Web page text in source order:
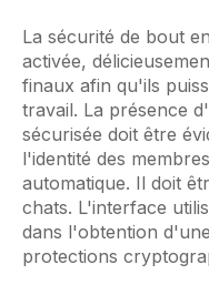
La sécurité de bout
activée,
finaux afin qu'ils
travail. La présence
sécurisée doit être
l'identité des
automatique. Il doit
chats. L'interface
dans l'obtention
protections